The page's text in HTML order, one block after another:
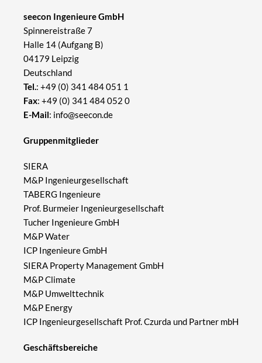
Geschäftsbereiche
Gruppenmitglieder
SIERA
M&P Ingenieurgesellschaft
TABERG Ingenieure
Prof. Burmeier Ingenieurgesellschaft
Tucher Ingenieure GmbH
M&P Water
ICP Ingenieure GmbH
SIERA Property Management GmbH
M&P Climate
M&P Umwelttechnik
M&P Energy
ICP Ingenieurgesellschaft Prof. Czurda und Partner mbH
seecon Ingenieure GmbH
Spinnereistraße 7
Halle 14 (Aufgang B)
04179 Leipzig
Deutschland
Tel.: +49 (0) 341 484 051 1
Fax: +49 (0) 341 484 052 0
E-Mail: info@seecon.de